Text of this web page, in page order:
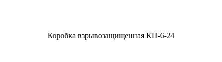
Коробка взрывозащищенная КП-6-24